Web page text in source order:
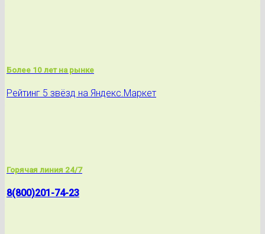
Более 10 лет на рынке
Рейтинг 5 звёзд на Яндекс.Маркет
Горячая линия 24/7
8(800)201-74-23